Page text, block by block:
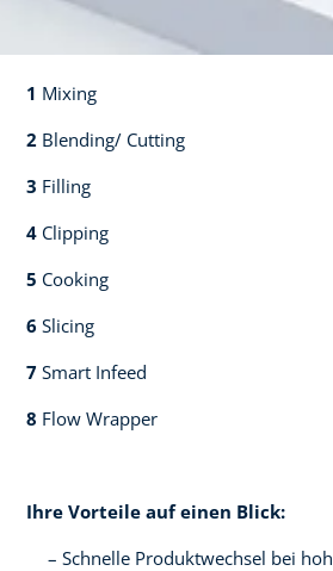
1 Mixing​​
2 Blending/ Cutting​​
3 Filling​​
4 Clipping​​
5 Cooking​​
6 Slicing​​
7 Smart Infeed​​
8 Flow Wrapper​
Ihre Vorteile auf einen Blick:​
Schnelle Produktwechsel bei